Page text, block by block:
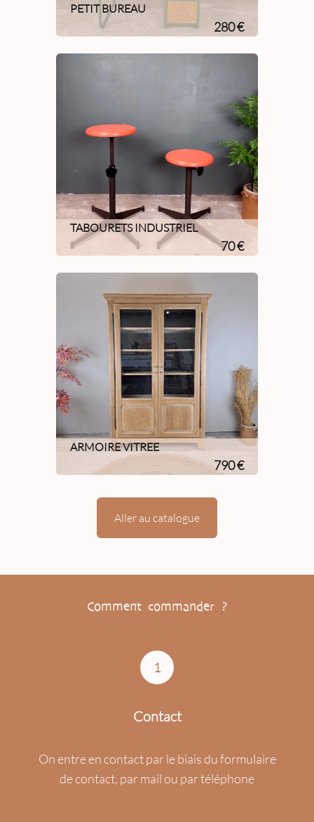
PETIT BUREAU
280 €
TABOURETS INDUSTRIEL
70 €
ARMOIRE VITREE
790 €
Aller au catalogue
Comment commander ?
1
Contact
On entre en contact par le biais du formulaire
de contact, par mail ou par téléphone